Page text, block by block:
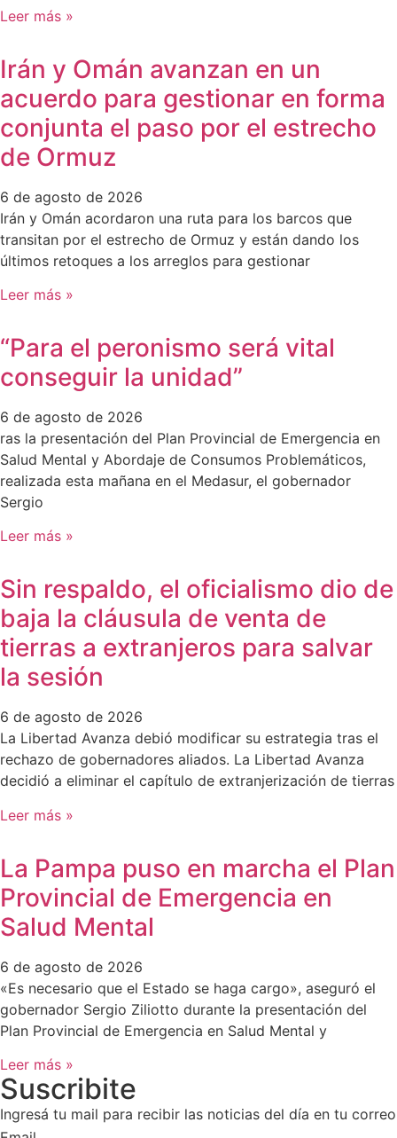
Leer más »
Irán y Omán avanzan en un
acuerdo para gestionar en forma
conjunta el paso por el estrecho
de Ormuz
6 de agosto de 2026
Irán y Omán acordaron una ruta para los barcos que
transitan por el estrecho de Ormuz y están dando los
últimos retoques a los arreglos para gestionar
Leer más »
“Para el peronismo será vital
conseguir la unidad”
6 de agosto de 2026
ras la presentación del Plan Provincial de Emergencia en
Salud Mental y Abordaje de Consumos Problemáticos,
realizada esta mañana en el Medasur, el gobernador
Sergio
Leer más »
Sin respaldo, el oficialismo dio de
baja la cláusula de venta de
tierras a extranjeros para salvar
la sesión
6 de agosto de 2026
La Libertad Avanza debió modificar su estrategia tras el
rechazo de gobernadores aliados. La Libertad Avanza
decidió a eliminar el capítulo de extranjerización de tierras
Leer más »
La Pampa puso en marcha el Plan
Provincial de Emergencia en
Salud Mental
6 de agosto de 2026
«Es necesario que el Estado se haga cargo», aseguró el
gobernador Sergio Ziliotto durante la presentación del
Plan Provincial de Emergencia en Salud Mental y
Leer más »
Suscribite
Ingresá tu mail para recibir las noticias del día en tu correo